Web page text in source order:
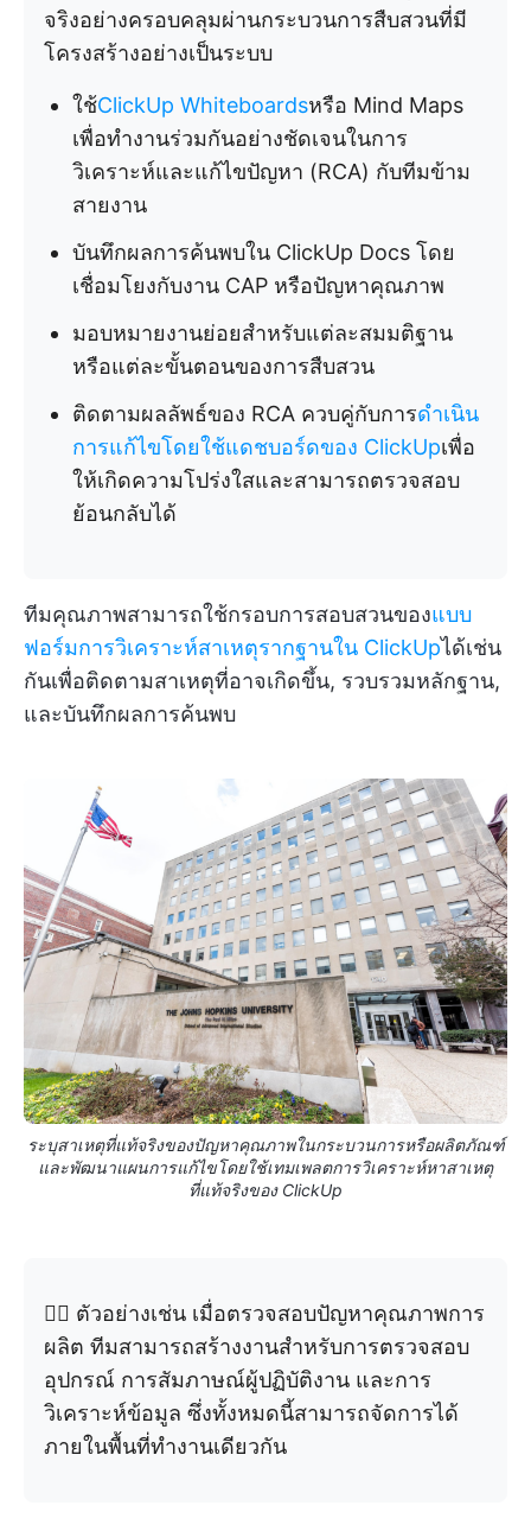
จริงอย่างครอบคลุมผ่านกระบวนการสืบสวนที่มี
โครงสร้างอย่างเป็นระบบ
ใช้ClickUp Whiteboardsหรือ Mind Maps
เพื่อทำงานร่วมกันอย่างชัดเจนในการ
วิเคราะห์และแก้ไขปัญหา (RCA) กับทีมข้าม
สายงาน
บันทึกผลการค้นพบใน ClickUp Docs โดย
เชื่อมโยงกับงาน CAP หรือปัญหาคุณภาพ
มอบหมายงานย่อยสำหรับแต่ละสมมติฐาน
หรือแต่ละขั้นตอนของการสืบสวน
ติดตามผลลัพธ์ของ RCA ควบคู่กับการดำเนิน
การแก้ไขโดยใช้แดชบอร์ดของ ClickUpเพื่อ
ให้เกิดความโปร่งใสและสามารถตรวจสอบ
ย้อนกลับได้
ทีมคุณภาพสามารถใช้กรอบการสอบสวนของแบบ
ฟอร์มการวิเคราะห์สาเหตุรากฐานใน ClickUpได้เช่น
กันเพื่อติดตามสาเหตุที่อาจเกิดขึ้น, รวบรวมหลักฐาน,
และบันทึกผลการค้นพบ
ระบุสาเหตุที่แท้จริงของปัญหาคุณภาพในกระบวนการหรือผลิตภัณฑ์
และพัฒนาแผนการแก้ไขโดยใช้เทมเพลตการวิเคราะห์หาสาเหตุ
ที่แท้จริงของ ClickUp
👉🏼 ตัวอย่างเช่น เมื่อตรวจสอบปัญหาคุณภาพการ
ผลิต ทีมสามารถสร้างงานสำหรับการตรวจสอบ
อุปกรณ์ การสัมภาษณ์ผู้ปฏิบัติงาน และการ
วิเคราะห์ข้อมูล ซึ่งทั้งหมดนี้สามารถจัดการได้
ภายในพื้นที่ทำงานเดียวกัน